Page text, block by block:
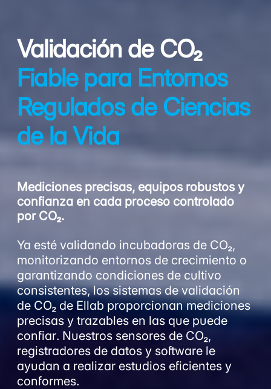
Validación de CO₂
Fiable para Entornos
Regulados de Ciencias
de la Vida
Mediciones precisas, equipos robustos y
confianza en cada proceso controlado
por CO₂.
Ya esté validando incubadoras de CO₂,
monitorizando entornos de crecimiento o
garantizando condiciones de cultivo
consistentes, los sistemas de validación
de CO₂ de Ellab proporcionan mediciones
precisas y trazables en las que puede
confiar. Nuestros sensores de CO₂,
registradores de datos y software le
ayudan a realizar estudios eficientes y
conformes.